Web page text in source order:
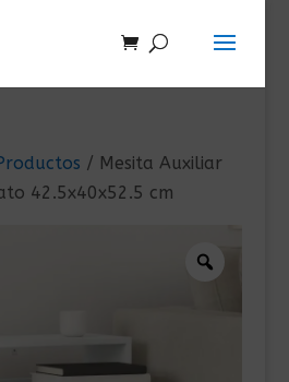
/ Mesita Auxiliar
42.5x40x52.5 cm